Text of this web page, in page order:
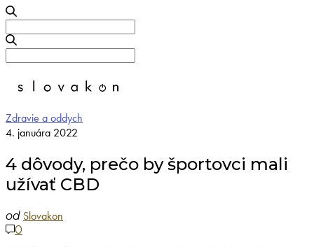
for:
Zdravie a oddych
4. januára 2022
4 dôvody, prečo by športovci mali
užívať CBD
od Slovakon
0